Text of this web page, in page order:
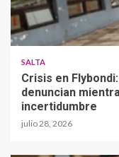
SALTA
Crisis en
denuncian
incertidumbre
julio 28, 2026